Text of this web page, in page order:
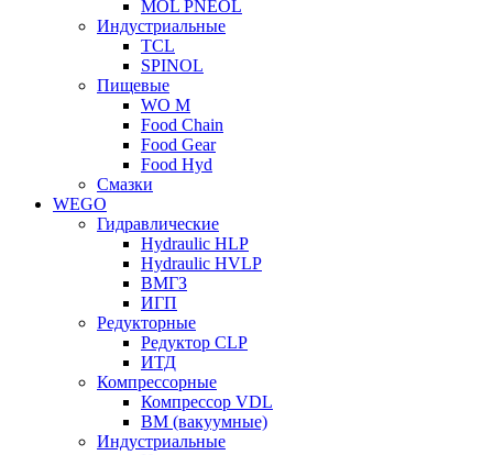
MOL PNEOL
Индустриальные
TCL
SPINOL
Пищевые
WO M
Food Chain
Food Gear
Food Hyd
Смазки
WEGO
Гидравлические
Hydraulic HLP
Hydraulic HVLP
ВМГЗ
ИГП
Редукторные
Редуктор CLP
ИТД
Компрессорные
Компрессор VDL
ВМ (вакуумные)
Индустриальные